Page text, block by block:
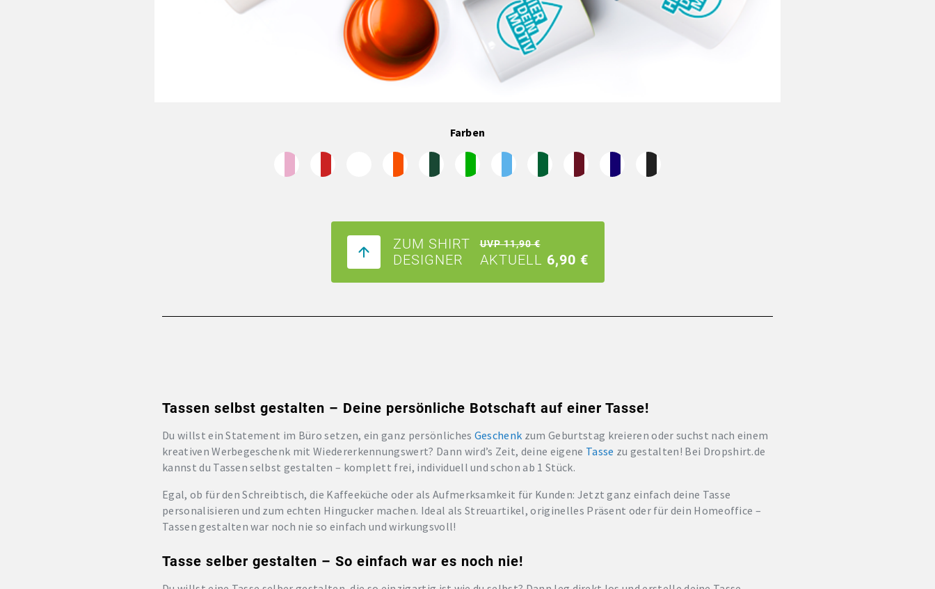
Farben
ZUM SHIRT
DESIGNER
UVP 11,90 €
AKTUELL 6,90 €
Tassen selbst gestalten – Deine persönliche Botschaft auf einer Tasse!
Du willst ein Statement im Büro setzen, ein ganz persönliches Geschenk zum Geburtstag kreieren oder suchst nach einem
kreativen Werbegeschenk mit Wiedererkennungswert? Dann wird’s Zeit, deine eigene Tasse zu gestalten! Bei Dropshirt.de
kannst du Tassen selbst gestalten – komplett frei, individuell und schon ab 1 Stück.
Egal, ob für den Schreibtisch, die Kaffeeküche oder als Aufmerksamkeit für Kunden: Jetzt ganz einfach deine Tasse
personalisieren und zum echten Hingucker machen. Ideal als Streuartikel, originelles Präsent oder für dein Homeoffice –
Tassen gestalten war noch nie so einfach und wirkungsvoll!
Tasse selber gestalten – So einfach war es noch nie!